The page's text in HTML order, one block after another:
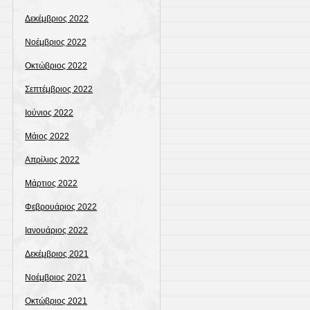
Δεκέμβριος 2022
Νοέμβριος 2022
Οκτώβριος 2022
Σεπτέμβριος 2022
Ιούνιος 2022
Μάιος 2022
Απρίλιος 2022
Μάρτιος 2022
Φεβρουάριος 2022
Ιανουάριος 2022
Δεκέμβριος 2021
Νοέμβριος 2021
Οκτώβριος 2021